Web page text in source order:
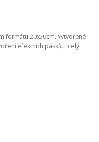
formátu 20x50cm. Vytvořené
efektních pásků. celý